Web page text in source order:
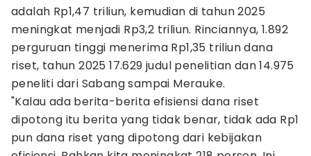
adalah Rp1,47 triliun, kemudian di tahun 2025
meningkat menjadi Rp3,2 triliun. Rinciannya, 1.892
perguruan tinggi menerima Rp1,35 triliun dana
riset, tahun 2025 17.629 judul penelitian dan 14.975
peneliti dari Sabang sampai Merauke.
"Kalau ada berita-berita efisiensi dana riset
dipotong itu berita yang tidak benar, tidak ada Rp1
pun dana riset yang dipotong dari kebijakan